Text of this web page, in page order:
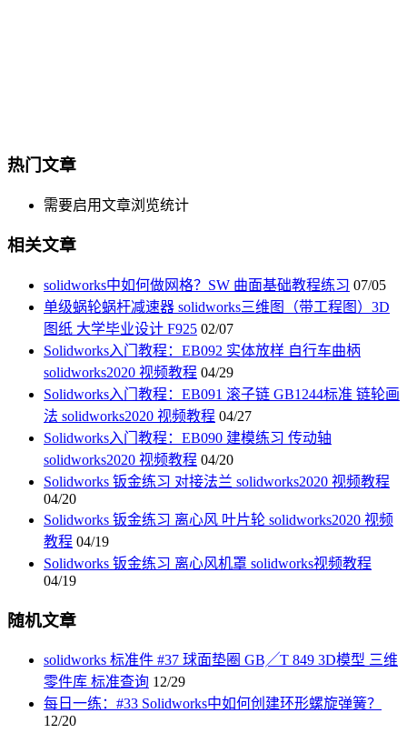
热门文章
需要启用文章浏览统计
相关文章
solidworks中如何做网格？SW 曲面基础教程练习 07/05
单级蜗轮蜗杆减速器 solidworks三维图（带工程图）3D
图纸 大学毕业设计 F925 02/07
Solidworks入门教程：EB092 实体放样 自行车曲柄
solidworks2020 视频教程 04/29
Solidworks入门教程：EB091 滚子链 GB1244标准 链轮画
法 solidworks2020 视频教程 04/27
Solidworks入门教程：EB090 建模练习 传动轴
solidworks2020 视频教程 04/20
Solidworks 钣金练习 对接法兰 solidworks2020 视频教程
04/20
Solidworks 钣金练习 离心风 叶片轮 solidworks2020 视频
教程 04/19
Solidworks 钣金练习 离心风机罩 solidworks视频教程
04/19
随机文章
solidworks 标准件 #37 球面垫圈 GB╱T 849 3D模型 三维
零件库 标准查询 12/29
每日一练：#33 Solidworks中如何创建环形螺旋弹簧？
12/20